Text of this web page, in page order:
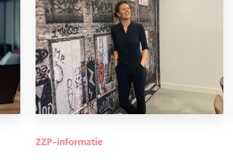
ZZP-informatie